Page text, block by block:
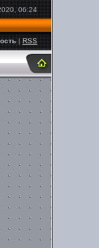
06:24
|RSS